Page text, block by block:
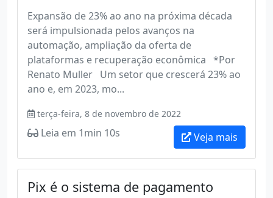
Expansão de 23% ao ano na próxima década
será impulsionada pelos avanços na
automação, ampliação da oferta de
plataformas e recuperação econômica *Por
Renato Muller Um setor que crescerá 23% ao
ano e, em 2023, mo...
terça-feira, 8 de novembro de 2022
Leia em 1min 10s Veja mais
Pix é o sistema de pagamento